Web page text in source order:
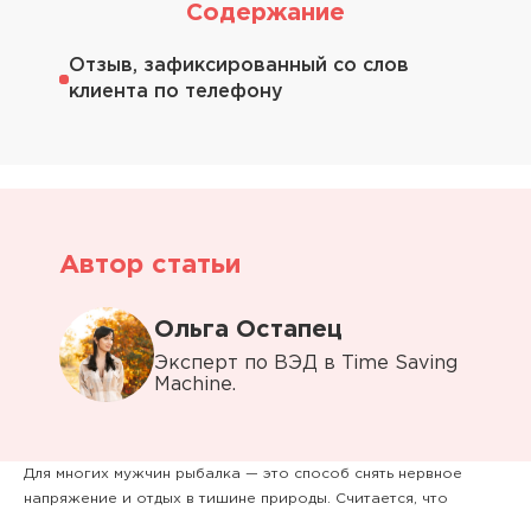
Содержание
Отзыв, зафиксированный со слов
клиента по телефону
Автор статьи
Ольга Остапец
Эксперт по ВЭД в Time Saving
Machine.
Для многих мужчин рыбалка — это способ снять нервное
напряжение и отдых в тишине природы. Считается, что